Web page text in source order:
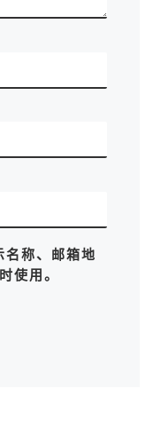
名称、邮箱地
使用。